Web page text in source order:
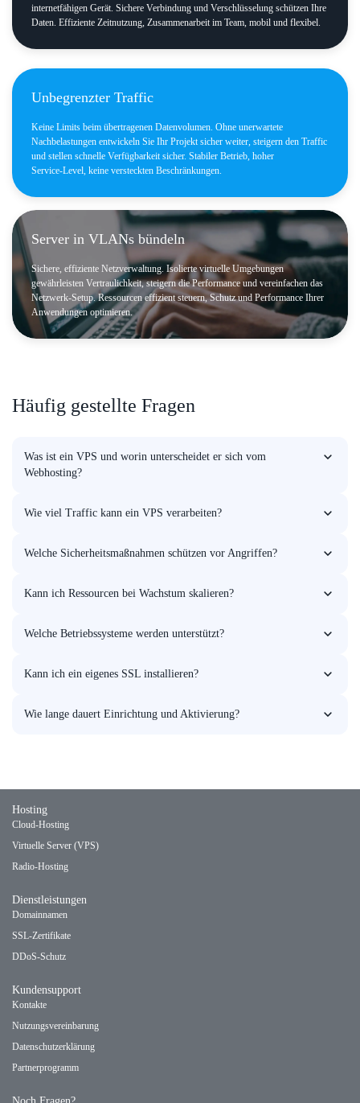
internetfähigen Gerät. Sichere Verbindung und Verschlüsselung schützen Ihre
Daten. Effiziente Zeitnutzung, Zusammenarbeit im Team, mobil und flexibel.
Unbegrenzter Traffic
Keine Limits beim übertragenen Datenvolumen. Ohne unerwartete
Nachbelastungen entwickeln Sie Ihr Projekt sicher weiter, steigern den Traffic
und stellen schnelle Verfügbarkeit sicher. Stabiler Betrieb, hoher
Service‑Level, keine versteckten Beschränkungen.
Server in VLANs bündeln
Sichere, effiziente Netzverwaltung. Isolierte virtuelle Umgebungen
gewährleisten Vertraulichkeit, steigern die Performance und vereinfachen das
Netzwerk‑Setup. Ressourcen effizient steuern, Schutz und Performance Ihrer
Anwendungen optimieren.
Häufig gestellte Fragen
Was ist ein VPS und worin unterscheidet er sich vom
Webhosting?
als Shared‑Hosting.
Wie viel Traffic kann ein VPS verarbeiten?
als beim regulären Hosting.
Welche Sicherheitsmaßnahmen schützen vor Angriffen?
Bedrohungen.
Kann ich Ressourcen bei Wachstum skalieren?
Bedarf.
Welche Betriebssysteme werden unterstützt?
Kann ich ein eigenes SSL installieren?
Vertrauen.
Wie lange dauert Einrichtung und Aktivierung?
Hosting
Cloud-Hosting
Virtuelle Server (VPS)
Radio-Hosting
Dienstleistungen
Domainnamen
SSL-Zertifikate
DDoS-Schutz
Kundensupport
Kontakte
Nutzungsvereinbarung
Datenschutzerklärung
Partnerprogramm